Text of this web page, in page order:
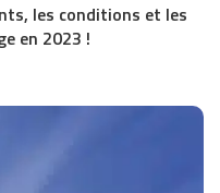
les conditions et les
en 2023 !